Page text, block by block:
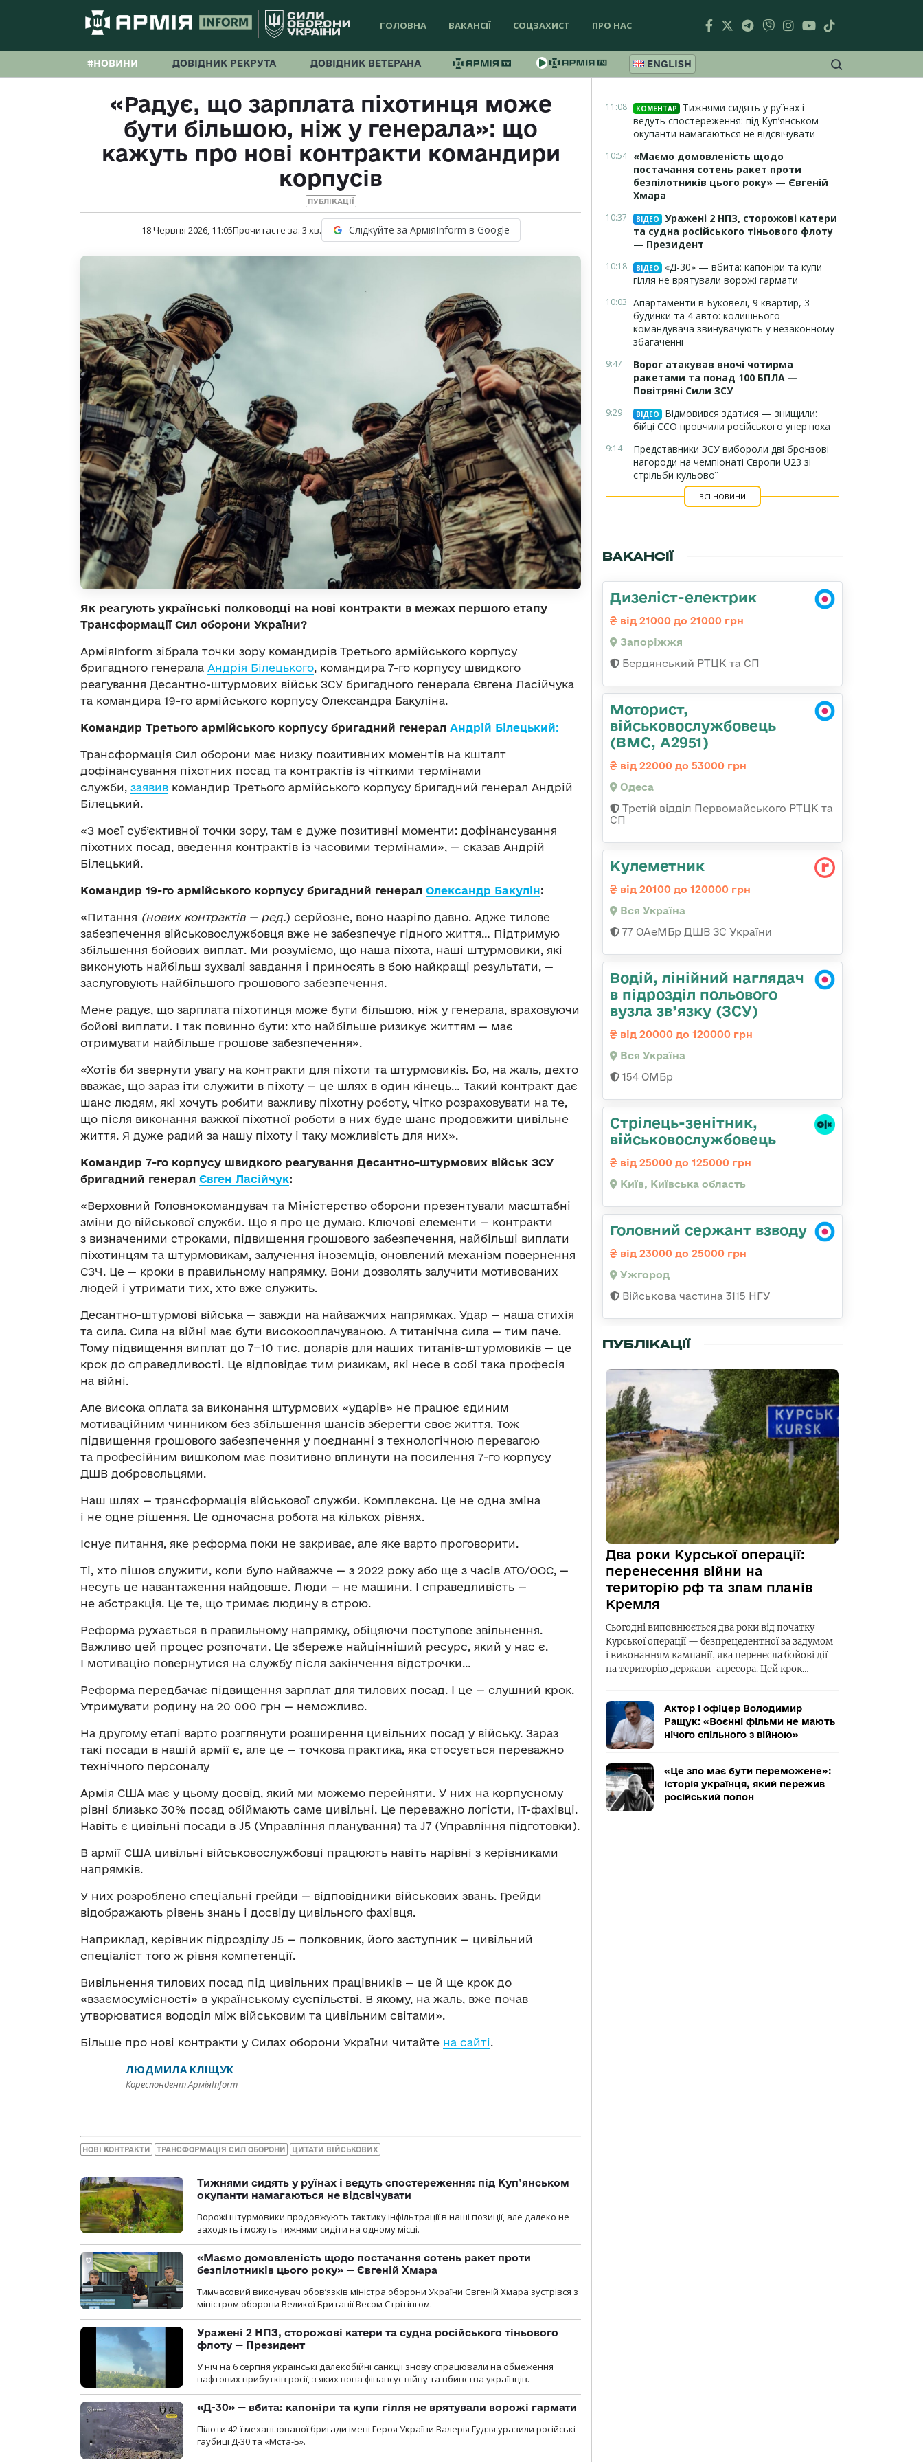
ГОЛОВНА ВАКАНСІЇ СОЦЗАХИСТ ПРО НАС
#НОВИНИ ДОВІДНИК РЕКРУТА ДОВІДНИК ВЕТЕРАНА ENGLISH
«Радує, що зарплата піхотинця може
бути більшою, ніж у генерала»: що
кажуть про нові контракти командири
корпусів
ПУБЛІКАЦІЇ
18 Червня 2026, 11:05Прочитаєте за: 3 хв. Слідкуйте за АрміяInform в Google
Як реагують українські полководці на нові контракти в межах першого етапу
Трансформації Сил оборони України?
АрміяInform зібрала точки зору командирів Третього армійського корпусу
бригадного генерала Андрія Білецького, командира 7-го корпусу швидкого
реагування Десантно-штурмових військ ЗСУ бригадного генерала Євгена Ласійчука
та командира 19-го армійського корпусу Олександра Бакуліна.
Командир Третього армійського корпусу бригадний генерал Андрій Білецький:
Трансформація Сил оборони має низку позитивних моментів на кшталт
дофінансування піхотних посад та контрактів із чіткими термінами
служби, заявив командир Третього армійського корпусу бригадний генерал Андрій
Білецький.
«З моєї суб’єктивної точки зору, там є дуже позитивні моменти: дофінансування
піхотних посад, введення контрактів із часовими термінами», — сказав Андрій
Білецький.
Командир 19-го армійського корпусу бригадний генерал Олександр Бакулін:
«Питання (нових контрактів — ред.) серйозне, воно назріло давно. Адже тилове
забезпечення військовослужбовця вже не забезпечує гідного життя… Підтримую
збільшення бойових виплат. Ми розуміємо, що наша піхота, наші штурмовики, які
виконують найбільш зухвалі завдання і приносять в бою найкращі результати, —
заслуговують найбільшого грошового забезпечення.
Мене радує, що зарплата піхотинця може бути більшою, ніж у генерала, враховуючи
бойові виплати. І так повинно бути: хто найбільше ризикує життям — має
отримувати найбільше грошове забезпечення».
«Хотів би звернути увагу на контракти для піхоти та штурмовиків. Бо, на жаль, дехто
вважає, що зараз іти служити в піхоту — це шлях в один кінець… Такий контракт дає
шанс людям, які хочуть робити важливу піхотну роботу, чітко розраховувати на те,
що після виконання важкої піхотної роботи в них буде шанс продовжити цивільне
життя. Я дуже радий за нашу піхоту і таку можливість для них».
Командир 7-го корпусу швидкого реагування Десантно-штурмових військ ЗСУ
бригадний генерал Євген Ласійчук:
«Верховний Головнокомандувач та Міністерство оборони презентували масштабні
зміни до військової служби. Що я про це думаю. Ключові елементи — контракти
з визначеними строками, підвищення грошового забезпечення, найбільші виплати
піхотинцям та штурмовикам, залучення іноземців, оновлений механізм повернення
СЗЧ. Це — кроки в правильному напрямку. Вони дозволять залучити мотивованих
людей і утримати тих, хто вже служить.
Десантно-штурмові війська — завжди на найважчих напрямках. Удар — наша стихія
та сила. Сила на війні має бути високооплачуваною. А титанічна сила — тим паче.
Тому підвищення виплат до 7−10 тис. доларів для наших титанів-штурмовиків — це
крок до справедливості. Це відповідає тим ризикам, які несе в собі така професія
на війні.
Але висока оплата за виконання штурмових «ударів» не працює єдиним
мотиваційним чинником без збільшення шансів зберегти своє життя. Тож
підвищення грошового забезпечення у поєднанні з технологічною перевагою
та професійним вишколом має позитивно вплинути на посилення 7-го корпусу
ДШВ добровольцями.
Наш шлях — трансформація військової служби. Комплексна. Це не одна зміна
і не одне рішення. Це одночасна робота на кількох рівнях.
Існує питання, яке реформа поки не закриває, але яке варто проговорити.
Ті, хто пішов служити, коли було найважче — з 2022 року або ще з часів АТО/ООС, —
несуть це навантаження найдовше. Люди — не машини. І справедливість —
не абстракція. Це те, що тримає людину в строю.
Реформа рухається в правильному напрямку, обіцяючи поступове звільнення.
Важливо цей процес розпочати. Це збереже найцінніший ресурс, який у нас є.
І мотивацію повернутися на службу після закінчення відстрочки…
Реформа передбачає підвищення зарплат для тилових посад. І це — слушний крок.
Утримувати родину на 20 000 грн — неможливо.
На другому етапі варто розглянути розширення цивільних посад у війську. Зараз
такі посади в нашій армії є, але це — точкова практика, яка стосується переважно
технічного персоналу
Армія США має у цьому досвід, який ми можемо перейняти. У них на корпусному
рівні близько 30% посад обіймають саме цивільні. Це переважно логісти, IT-фахівці.
Навіть є цивільні посади в J5 (Управління планування) та J7 (Управління підготовки).
В армії США цивільні військовослужбовці працюють навіть нарівні з керівниками
напрямків.
У них розроблено спеціальні грейди — відповідники військових звань. Грейди
відображають рівень знань і досвіду цивільного фахівця.
Наприклад, керівник підрозділу J5 — полковник, його заступник — цивільний
спеціаліст того ж рівня компетенції.
Вивільнення тилових посад під цивільних працівників — це й ще крок до
«взаємосумісності» в українському суспільстві. В якому, на жаль, вже почав
утворюватися вододіл між військовим та цивільним світами».
Більше про нові контракти у Силах оборони України читайте на сайті.
ЛЮДМИЛА КЛІЩУК
Кореспондент АрміяInform
НОВІ КОНТРАКТИ ТРАНСФОРМАЦІЯ СИЛ ОБОРОНИ ЦИТАТИ ВІЙСЬКОВИХ
Тижнями сидять у руїнах і ведуть спостереження: під Куп’янськом
окупанти намагаються не відсвічувати
Ворожі штурмовики продовжують тактику інфільтрації в наші позиції, але далеко не
заходять і можуть тижнями сидіти на одному місці.
«Маємо домовленість щодо постачання сотень ракет проти
безпілотників цього року» — Євгеній Хмара
Тимчасовий виконувач обов’язків міністра оборони України Євгеній Хмара зустрівся з
міністром оборони Великої Британії Весом Стрітінгом.
Уражені 2 НПЗ, сторожові катери та судна російського тіньового
флоту — Президент
У ніч на 6 серпня українські далекобійні санкції знову спрацювали на обмеження
нафтових прибутків росії, з яких вона фінансує війну та вбивства українців.
«Д-30» — вбита: капоніри та купи гілля не врятували ворожі гармати
Пілоти 42-ї механізованої бригади імені Героя України Валерія Гудзя уразили російські
гаубиці Д-30 та «Мста-Б».
11:08 КОМЕНТАР
Тижнями сидять у руїнах і
ведуть спостереження: під Куп’янськом
окупанти намагаються не відсвічувати
10:54 «Маємо домовленість щодо
постачання сотень ракет проти
безпілотників цього року» — Євгеній
Хмара
10:37 ВІДЕО
Уражені 2 НПЗ, сторожові катери
та судна російського тіньового флоту
— Президент
10:18 ВІДЕО
«Д-30» — вбита: капоніри та купи
гілля не врятували ворожі гармати
10:03 Апартаменти в Буковелі, 9 квартир, 3
будинки та 4 авто: колишнього
командувача звинувачують у незаконному
збагаченні
9:47
Ворог атакував вночі чотирма
ракетами та понад 100 БПЛА —
Повітряні Сили ЗСУ
9:29 ВІДЕО
Відмовився здатися — знищили:
бійці ССО провчили російського упертюха
9:14
Представники ЗСУ вибороли дві бронзові
нагороди на чемпіонаті Європи U23 зі
стрільби кульової
ВСІ НОВИНИ
ВАКАНСІЇ
Дизеліст-електрик
від 21000 до 21000 грн
Запоріжжя
Бердянський РТЦК та СП
Моторист,
військовослужбовець
(ВМС, А2951)
від 22000 до 53000 грн
Одеса
Третій відділ Первомайського РТЦК та
СП
Кулеметник
від 20100 до 120000 грн
Вся Україна
77 ОАеМБр ДШВ ЗС України
Водій, лінійний наглядач
в підрозділ польового
вузла зв’язку (ЗСУ)
від 20000 до 120000 грн
Вся Україна
154 ОМБр
Стpілець-зенітник,
військовослужбовець
від 25000 до 125000 грн
Київ, Київська область
Головний сержант взводу
від 23000 до 25000 грн
Ужгород
Військова частина 3115 НГУ
ПУБЛІКАЦІЇ
Два роки Курської операції:
перенесення війни на
територію рф та злам планів
Кремля
Сьогодні виповнюється два роки від початку
Курської операції — безпрецедентної за задумом
і виконанням кампанії, яка перенесла бойові дії
на територію держави-агресора. Цей крок…
Актор і офіцер Володимир
Ращук: «Воєнні фільми не мають
нічого спільного з війною»
«Це зло має бути переможене»:
історія українця, який пережив
російський полон